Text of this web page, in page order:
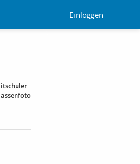
Einloggen